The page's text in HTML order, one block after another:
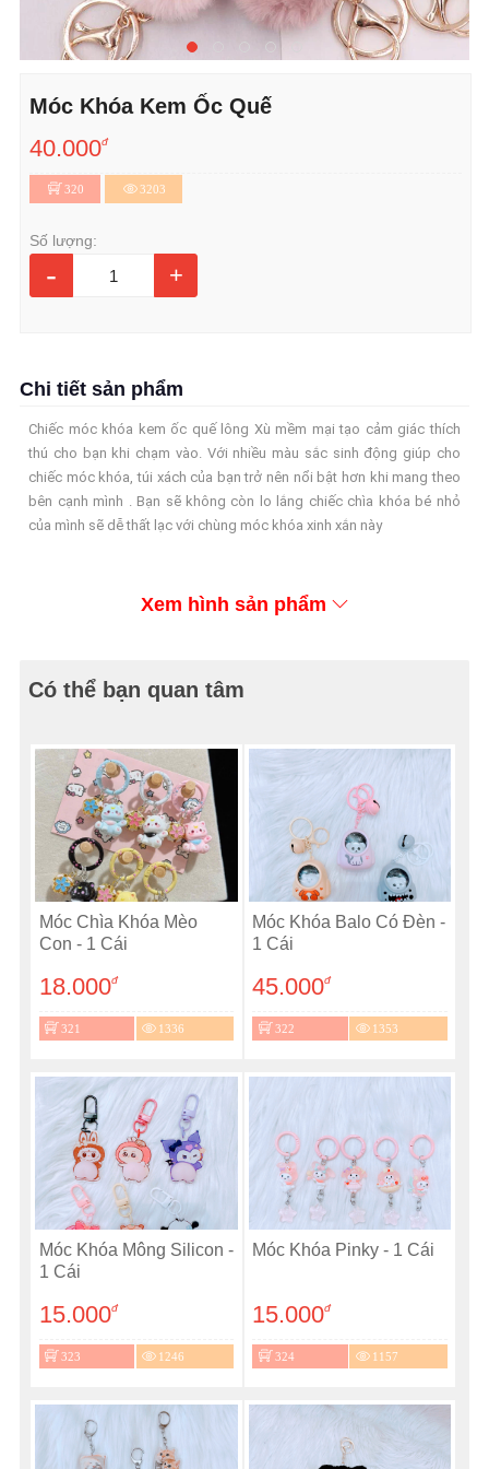
Móc Khóa Kem Ốc Quế
40.000đ
320 3203
Số lượng:
- +
Chi tiết sản phẩm
Chiếc móc khóa kem ốc quế lông Xù mềm mại tạo cảm giác thích
thú cho bạn khi chạm vào. Với nhiều màu sắc sinh động giúp cho
chiếc móc khóa, túi xách của bạn trở nên nổi bật hơn khi mang theo
bên cạnh mình . Bạn sẽ không còn lo lắng chiếc chìa khóa bé nhỏ
của mình sẽ dễ thất lạc với chùng móc khóa xinh xắn này
Xem hình sản phẩm
Có thể bạn quan tâm
Móc Chìa Khóa Mèo
Con - 1 Cái
18.000đ
321 1336
Móc Khóa Balo Có Đèn -
1 Cái
45.000đ
322 1353
Móc Khóa Mông Silicon -
1 Cái
15.000đ
323 1246
Móc Khóa Pinky - 1 Cái
15.000đ
324 1157